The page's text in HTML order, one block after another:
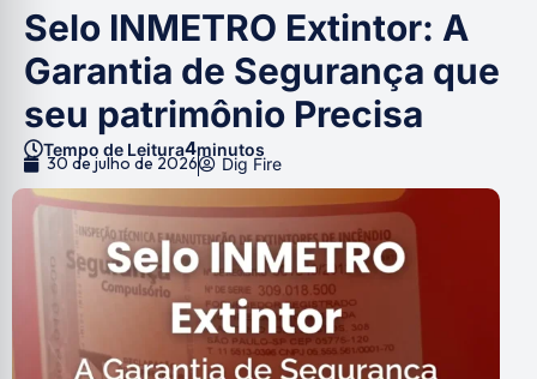
Selo INMETRO Extintor: A
Garantia de Segurança que
seu patrimônio Precisa
Tempo de Leitura4minutos
30 de julho de 2026 Dig Fire